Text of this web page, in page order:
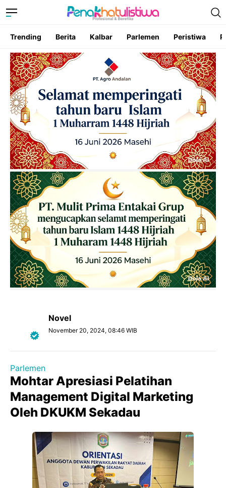
Trending Berita Kalbar Parlemen Peristiwa
Novel
November 20, 2024, 08:46 WIB
Parlemen
Mohtar Apresiasi Pelatihan
Management Digital Marketing
Oleh DKUKM Sekadau